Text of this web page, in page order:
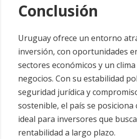
Conclusión
Uruguay ofrece un entorno
inversión, con oportunidades
sectores económicos y un
negocios. Con su estabilidad
seguridad jurídica y
sostenible, el país se posiciona
ideal para inversores que
rentabilidad a largo plazo.